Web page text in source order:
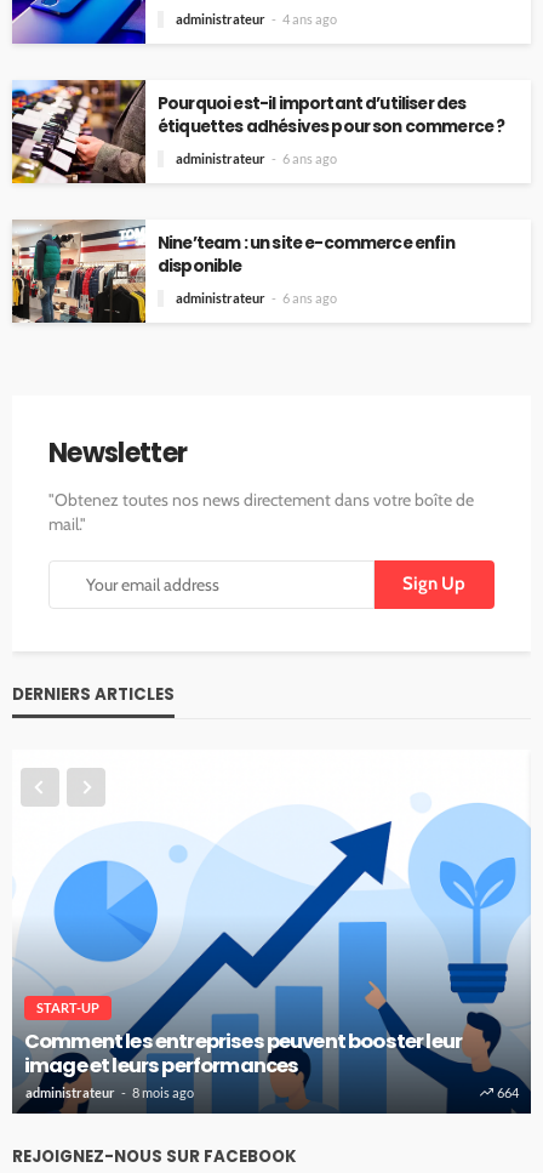
administrateur 4 ans ago
Pourquoi est-il important d’utiliser des
étiquettes adhésives pour son commerce ?
administrateur 6 ans ago
Nine’team : un site e-commerce enfin
disponible
administrateur 6 ans ago
Newsletter
"Obtenez toutes nos news directement dans votre boîte de
mail."
DERNIERS ARTICLES
START-UP
Comment les entreprises peuvent booster leur
image et leurs performances
administrateur 8 mois ago 664
REJOIGNEZ-NOUS SUR FACEBOOK